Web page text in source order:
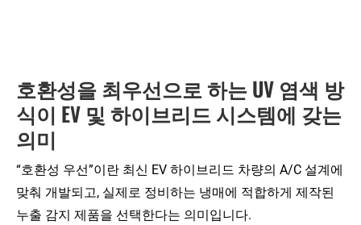
호환성을 최우선으로 하는 UV 염색 방
식이 EV 및 하이브리드 시스템에 갖는
의미
“호환성 우선”이란 최신 EV 하이브리드 차량의 A/C 설계에
맞춰 개발되고, 실제로 정비하는 냉매에 적합하게 제작된
누출 감지 제품을 선택한다는 의미입니다.